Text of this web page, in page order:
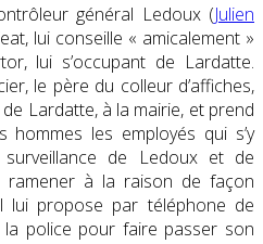
général Ledoux (Julien
lui conseille « amicalement »
lui s’occupant de Lardatte.
le père du colleur d’affiches,
Lardatte, à la mairie, et prend
les employés qui s’y
de Ledoux et de
ramener à la raison de façon
lui propose par téléphone de
police pour faire passer son